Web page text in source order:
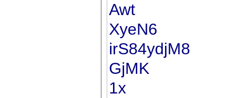
Awt
XyeN6
irS84ydjM8
GjMK
1x